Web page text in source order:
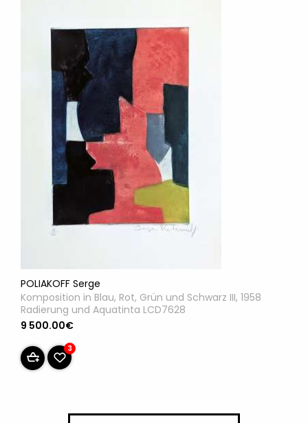
POLIAKOFF Serge
Komposition in Blau, Rot, Grün und Schwarz III, 1958
Radierung und Aquatinta LCD7628
9 500.00€
3